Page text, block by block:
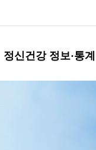
정신건강 정보·통계